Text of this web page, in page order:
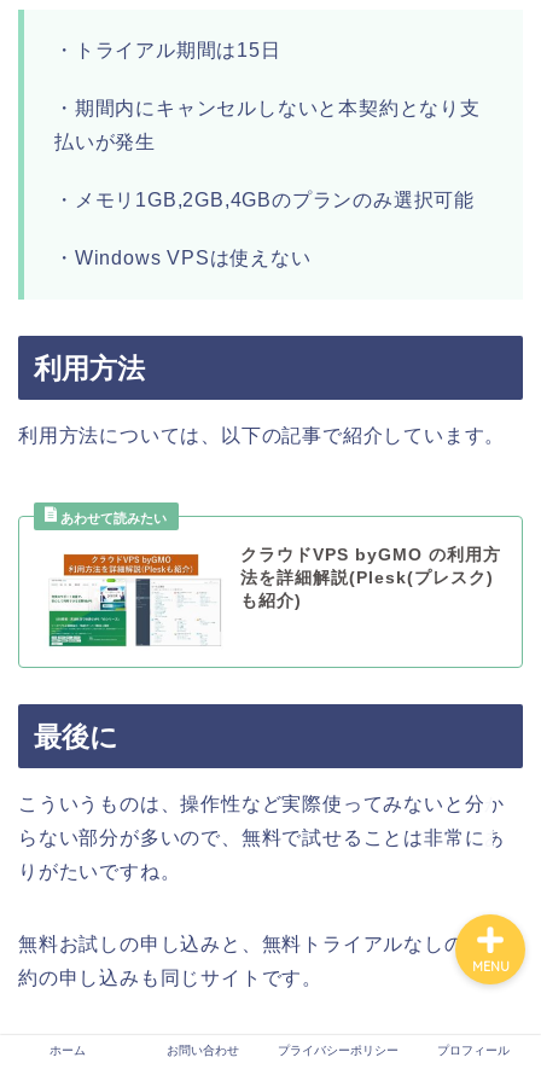
・トライアル期間は15日
・期間内にキャンセルしないと本契約となり支
払いが発生
・メモリ1GB,2GB,4GBのプランのみ選択可能
・Windows VPSは使えない
利用方法
利用方法については、以下の記事で紹介しています。
クラウドVPS byGMO の利用方
法を詳細解説(Plesk(プレスク)
も紹介)
最後に
こういうものは、操作性など実際使ってみないと分か
らない部分が多いので、無料で試せることは非常にあ
りがたいですね。
無料お試しの申し込みと、無料トライアルなしの本契
約の申し込みも同じサイトです。
＜＜無料お試しの申し込みもここから＞＞
ホーム お問い合わせ プライバシーポリシー プロフィール
MENU
Tech
お問い合わせ